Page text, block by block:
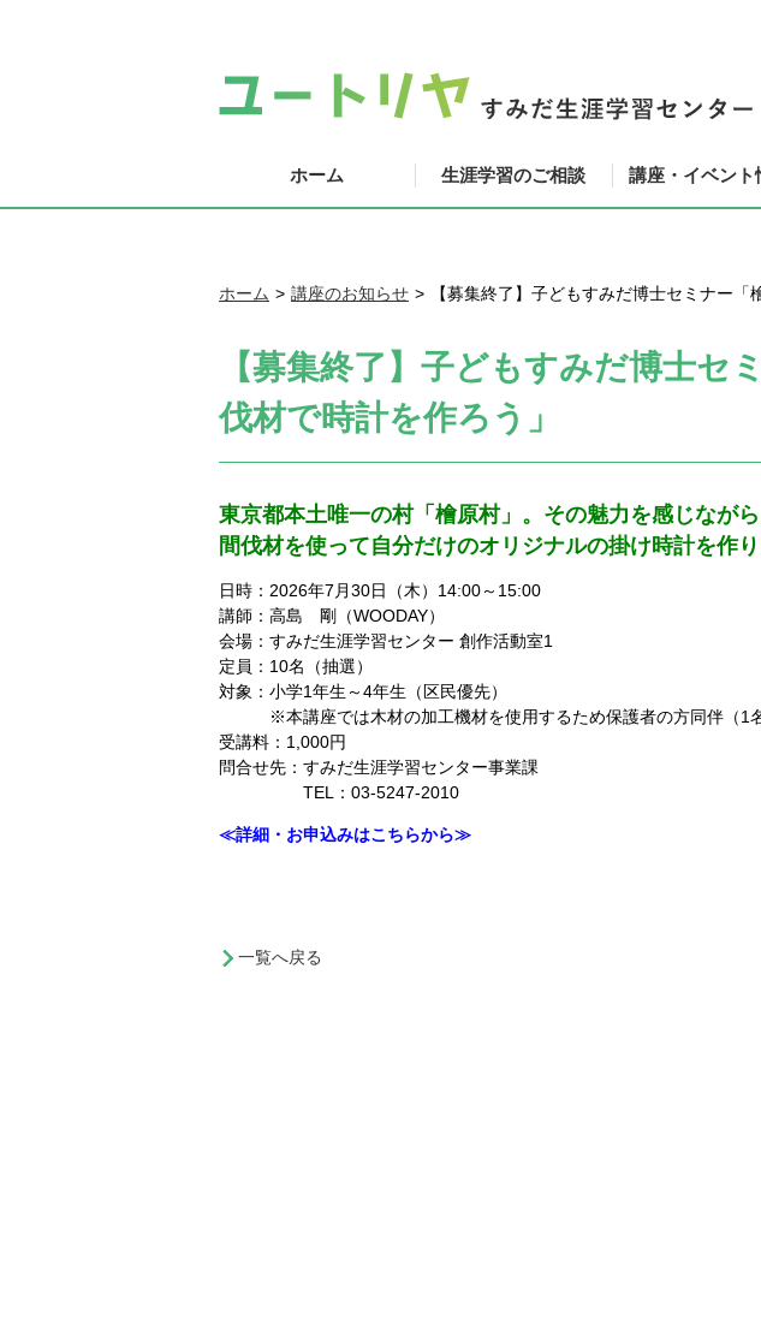
ホーム 生涯学習のご相談 講座・イベント
ホーム 講座のお知らせ 【募集終了】子どもすみだ博士セミナー「
【募集終了】子どもすみだ博士セ
伐材で時計を作ろう」
東京都本土唯一の村「檜原村」。その魅力を感じなが
間伐材を使って自分だけのオリジナルの掛け時計を作り
日時：2026年7月30日（木）14:00～15:00
講師：高島 剛（WOODAY）
会場：すみだ生涯学習センター 創作活動室1
定員：10名（抽選）
対象：小学1年生～4年生（区民優先）
※本講座では木材の加工機材を使用するため保護者の方同伴（1名
受講料：1,000円
問合せ先：すみだ生涯学習センター事業課
TEL：03-5247-2010
≪詳細・お申込みはこちらから≫
一覧へ戻る